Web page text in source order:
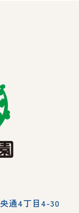
通4丁目4-30